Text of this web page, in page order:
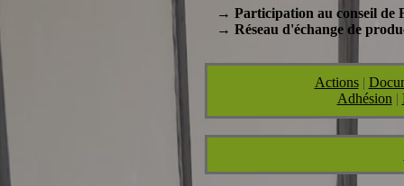
→ Participation au conseil de
→ Réseau d'échange de
Actions|
Adhésion |